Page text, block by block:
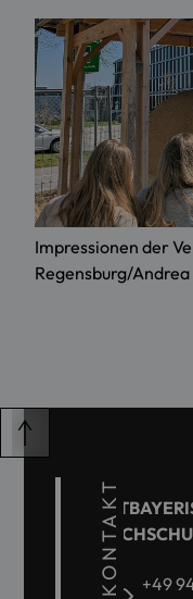
Impressionen der
Regensburg/Andrea
KONTAKT +49